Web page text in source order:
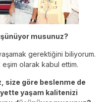
musunuz?
gerektiğini biliyorum.
olarak kabul ettim.
size göre beslenme de
yaşam kalitenizi